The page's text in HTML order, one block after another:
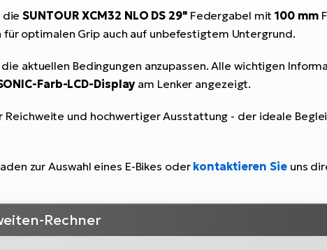
dieSUNTOUR XCM32 NLO DS 29"Federgabel mit100 mm
für optimalen Grip auch auf unbefestigtem Untergrund.
aktuellen Bedingungen anzupassen. Alle wichtigen
Farb-LCD-Displayam Lenker angezeigt.
Reichweite und hochwertiger Ausstattung - der ideale
zur Auswahl eines E-Bikes oder kontaktieren Sie uns
Rechner